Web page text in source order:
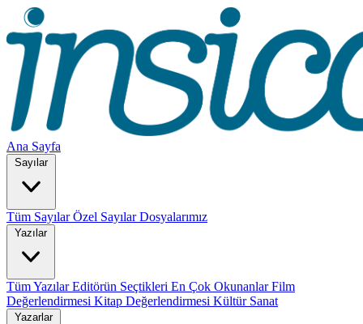
Ana Sayfa
Sayılar
Tüm SayılarÖzel SayılarDosyalarımız
Yazılar
Tüm YazılarEditörün Seçtikleri En Çok OkunanlarFilm
Değerlendirmesi Kitap Değerlendirmesi Kültür Sanat
Yazarlar